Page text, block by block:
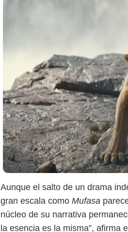
Aunque el salto de un drama
gran escala como Mufasa
núcleo de su narrativa
la esencia es la misma”, afirma